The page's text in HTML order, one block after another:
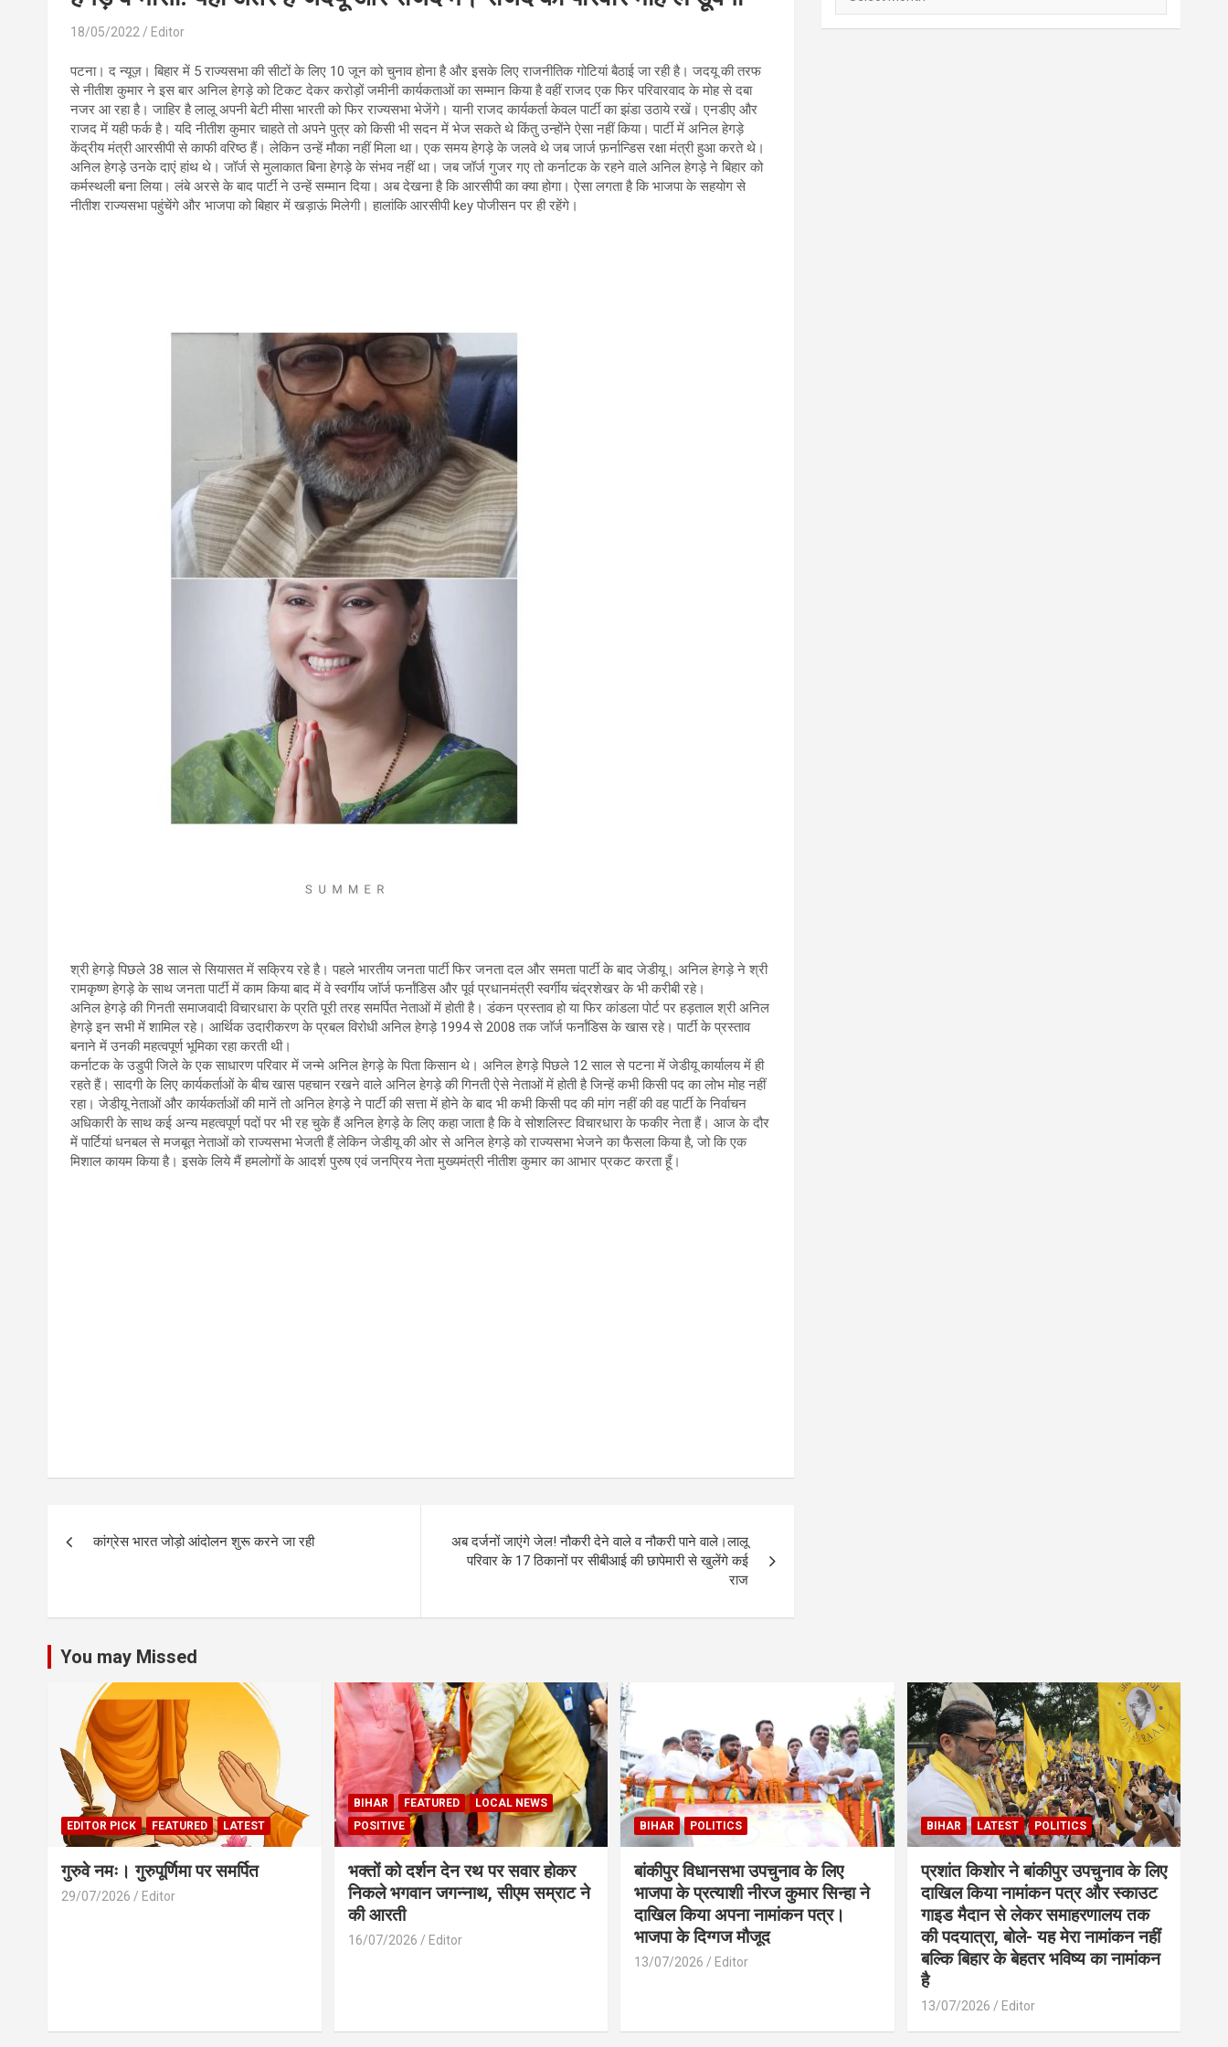
18/05/2022 Editor
पटना। द न्यूज़। बिहार में 5 राज्यसभा की सीटों के लिए 10 जून को चुनाव होना है और इसके लिए राजनीतिक गोटियां बैठाई जा रही है। जदयू की तरफ
से नीतीश कुमार ने इस बार अनिल हेगड़े को टिकट देकर करोड़ों जमीनी कार्यकताओं का सम्मान किया है वहीं राजद एक फिर परिवारवाद के मोह से दबा
नजर आ रहा है। जाहिर है लालू अपनी बेटी मीसा भारती को फिर राज्यसभा भेजेंगे। यानी राजद कार्यकर्ता केवल पार्टी का झंडा उठाये रखें। एनडीए और
राजद में यही फर्क है। यदि नीतीश कुमार चाहते तो अपने पुत्र को किसी भी सदन में भेज सकते थे किंतु उन्होंने ऐसा नहीं किया। पार्टी में अनिल हेगड़े
केंद्रीय मंत्री आरसीपी से काफी वरिष्ठ हैं। लेकिन उन्हें मौका नहीं मिला था। एक समय हेगड़े के जलवे थे जब जार्ज फ़र्नान्डिस रक्षा मंत्री हुआ करते थे।
अनिल हेगड़े उनके दाएं हांथ थे। जॉर्ज से मुलाकात बिना हेगड़े के संभव नहीं था। जब जॉर्ज गुजर गए तो कर्नाटक के रहने वाले अनिल हेगड़े ने बिहार को
कर्मस्थली बना लिया। लंबे अरसे के बाद पार्टी ने उन्हें सम्मान दिया। अब देखना है कि आरसीपी का क्या होगा। ऐसा लगता है कि भाजपा के सहयोग से
नीतीश राज्यसभा पहुंचेंगे और भाजपा को बिहार में खड़ाऊं मिलेगी। हालांकि आरसीपी key पोजीसन पर ही रहेंगे।
श्री हेगड़े पिछले 38 साल से सियासत में सक्रिय रहे है। पहले भारतीय जनता पार्टी फिर जनता दल और समता पार्टी के बाद जेडीयू। अनिल हेगड़े ने श्री
रामकृष्ण हेगड़े के साथ जनता पार्टी में काम किया बाद में वे स्वर्गीय जाॅर्ज फर्नांडिस और पूर्व प्रधानमंत्री स्वर्गीय चंद्रशेखर के भी करीबी रहे।
अनिल हेगड़े की गिनती समाजवादी विचारधारा के प्रति पूरी तरह समर्पित नेताओं में होती है। डंकन प्रस्ताव हो या फिर कांडला पोर्ट पर हड़ताल श्री अनिल
हेगड़े इन सभी में शामिल रहे। आर्थिक उदारीकरण के प्रबल विरोधी अनिल हेगड़े 1994 से 2008 तक जाॅर्ज फर्नांडिस के खास रहे। पार्टी के प्रस्ताव
बनाने में उनकी महत्वपूर्ण भूमिका रहा करती थी।
कर्नाटक के उडुपी जिले के एक साधारण परिवार में जन्मे अनिल हेगड़े के पिता किसान थे। अनिल हेगड़े पिछले 12 साल से पटना में जेडीयू कार्यालय में ही
रहते हैं। सादगी के लिए कार्यकर्ताओं के बीच खास पहचान रखने वाले अनिल हेगड़े की गिनती ऐसे नेताओं में होती है जिन्हें कभी किसी पद का लोभ मोह नहीं
रहा। जेडीयू नेताओं और कार्यकर्ताओं की मानें तो अनिल हेगड़े ने पार्टी की सत्ता में होने के बाद भी कभी किसी पद की मांग नहीं की वह पार्टी के निर्वाचन
अधिकारी के साथ कई अन्य महत्वपूर्ण पदों पर भी रह चुके हैं अनिल हेगड़े के लिए कहा जाता है कि वे सोशलिस्ट विचारधारा के फकीर नेता हैं। आज के दौर
में पार्टियां धनबल से मजबूत नेताओं को राज्यसभा भेजती हैं लेकिन जेडीयू की ओर से अनिल हेगड़े को राज्यसभा भेजने का फैसला किया है, जो कि एक
मिशाल कायम किया है। इसके लिये मैं हमलोगों के आदर्श पुरुष एवं जनप्रिय नेता मुख्यमंत्री नीतीश कुमार का आभार प्रकट करता हूँ।
navigation
कांग्रेस भारत जोड़ो आंदोलन शुरू करने जा रही
अब दर्जनों जाएंगे जेल! नौकरी देने वाले व नौकरी पाने वाले।लालू
परिवार के 17 ठिकानों पर सीबीआई की छापेमारी से खुलेंगे कई
राज
You may Missed
EDITOR PICK FEATURED LATEST
गुरुवे नमः। गुरुपूर्णिमा पर समर्पित
29/07/2026 Editor
BIHAR FEATURED
LOCAL NEWS
POSITIVE
भक्तों को दर्शन देन रथ पर सवार होकर
निकले भगवान जगन्नाथ, सीएम सम्राट ने
की आरती
16/07/2026 Editor
BIHAR POLITICS
बांकीपुर विधानसभा उपचुनाव के लिए
भाजपा के प्रत्याशी नीरज कुमार सिन्हा ने
दाखिल किया अपना नामांकन पत्र।
भाजपा के दिग्गज मौजूद
13/07/2026 Editor
BIHAR LATEST POLITICS
प्रशांत किशोर ने बांकीपुर उपचुनाव के लिए
दाखिल किया नामांकन पत्र और स्काउट
गाइड मैदान से लेकर समाहरणालय तक
की पदयात्रा, बोले- यह मेरा नामांकन नहीं
बल्कि बिहार के बेहतर भविष्य का नामांकन
है
13/07/2026 Editor